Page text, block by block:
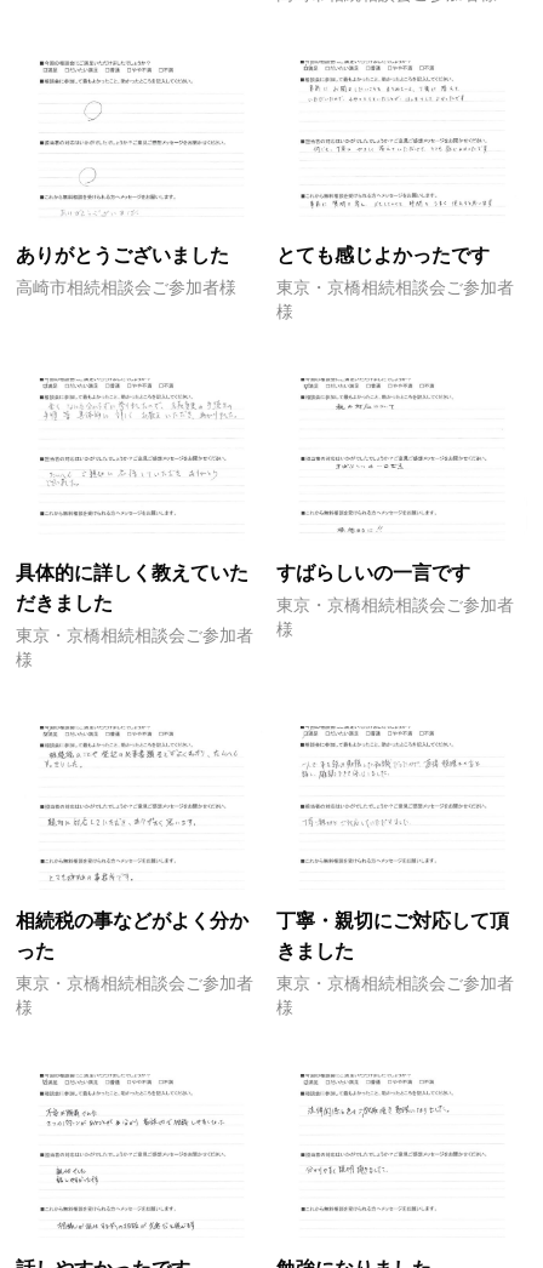
ありがとうございました
高崎市相続相談会ご参加者様
とても感じよかったです
東京・京橋相続相談会ご参加者
様
具体的に詳しく教えていた
だきました
東京・京橋相続相談会ご参加者
様
すばらしいの一言です
東京・京橋相続相談会ご参加者
様
相続税の事などがよく分か
った
東京・京橋相続相談会ご参加者
様
丁寧・親切にご対応して頂
きました
東京・京橋相続相談会ご参加者
様